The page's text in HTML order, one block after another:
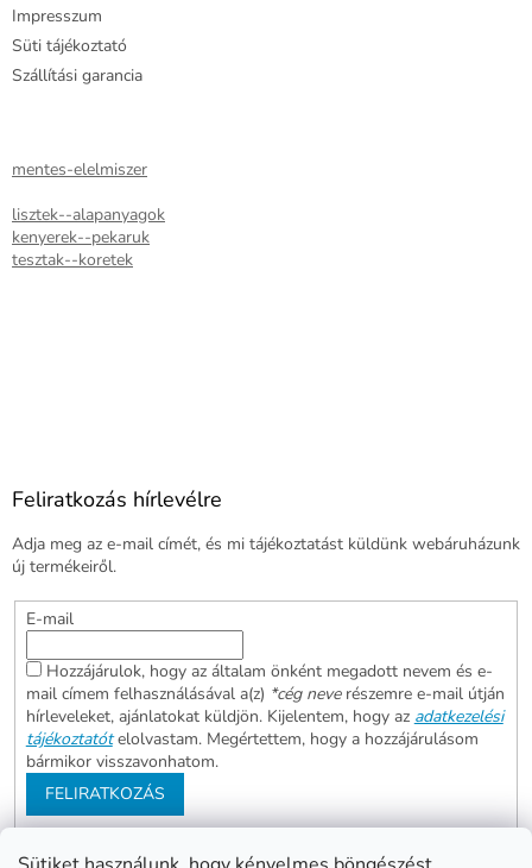
Impresszum
Süti tájékoztató
Szállítási garancia
mentes-elelmiszer
lisztek--alapanyagok
kenyerek--pekaruk
tesztak--koretek
Feliratkozás hírlevélre
Adja meg az e-mail címét, és mi tájékoztatást küldünk webáruházunk
új termékeiről.
E-mail
Hozzájárulok, hogy az általam önként megadott nevem és e-
mail címem felhasználásával a(z) *cég neverészemre e-mail útján
hírleveleket, ajánlatokat küldjön. Kijelentem, hogy az adatkezelési
tájékoztatót elolvastam. Megértettem, hogy a hozzájárulásom
bármikor visszavonhatom.
FELIRATKOZÁS